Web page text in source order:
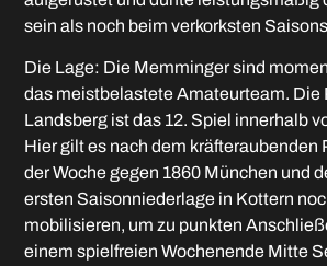
sein als noch beim verkorksten
Die Lage: Die Memminger sind
das meistbelastete Amateurteam. Die
Landsberg ist das 12. Spiel innerhalb
Hier gilt es nach dem kräfteraubenden
der Woche gegen 1860 München und
ersten Saisonniederlage in Kottern
mobilisieren, um zu punkten
einem spielfreien Wochenende Mitte